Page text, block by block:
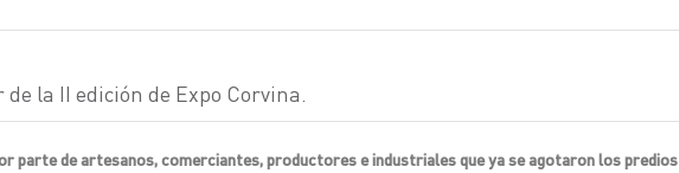
la II edición de Expo Corvina.
parte de artesanos, comerciantes, productores e industriales que ya se agotaron los predios